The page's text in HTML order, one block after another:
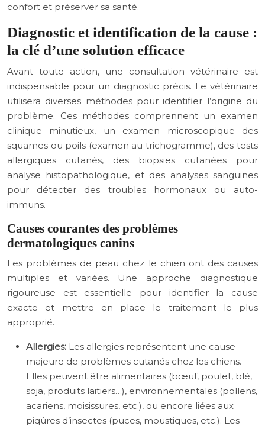
confort et préserver sa santé.
Diagnostic et identification de la cause :
la clé d’une solution efficace
Avant toute action, une consultation vétérinaire est
indispensable pour un diagnostic précis. Le vétérinaire
utilisera diverses méthodes pour identifier l’origine du
problème. Ces méthodes comprennent un examen
clinique minutieux, un examen microscopique des
squames ou poils (examen au trichogramme), des tests
allergiques cutanés, des biopsies cutanées pour
analyse histopathologique, et des analyses sanguines
pour détecter des troubles hormonaux ou auto-
immuns.
Causes courantes des problèmes
dermatologiques canins
Les problèmes de peau chez le chien ont des causes
multiples et variées. Une approche diagnostique
rigoureuse est essentielle pour identifier la cause
exacte et mettre en place le traitement le plus
approprié.
Allergies: Les allergies représentent une cause
majeure de problèmes cutanés chez les chiens.
Elles peuvent être alimentaires (bœuf, poulet, blé,
soja, produits laitiers…), environnementales (pollens,
acariens, moisissures, etc.), ou encore liées aux
piqûres d’insectes (puces, moustiques, etc.). Les